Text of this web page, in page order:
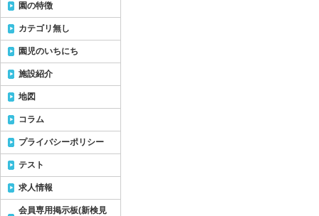
園の特徴
カテゴリ無し
園児のいちにち
施設紹介
地図
コラム
プライバシーポリシー
テスト
求人情報
会員専用掲示板(新検見